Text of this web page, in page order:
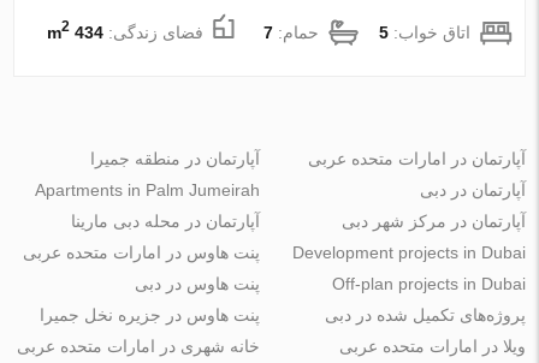
اتاق خواب:5 حمام:7 فضای زندگی:434 m
2
آپارتمان در امارات متحده عربی
آپارتمان در دبی
آپارتمان در مرکز شهر دبی
آپارتمان در منطقه جمیرا
Apartments in Palm Jumeirah
آپارتمان در محله دبی مارینا
Development projects in Dubai
Off-plan projects in Dubai
پروژه‌های تکمیل شده در دبی
پنت هاوس در امارات متحده عربی
پنت هاوس در دبی
پنت هاوس در جزیره نخل جمیرا
ویلا در امارات متحده عربی
خانه شهری در امارات متحده عربی